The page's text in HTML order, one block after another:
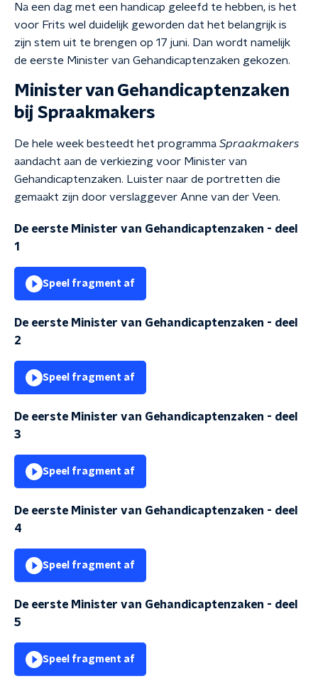
Na een dag met een handicap geleefd te hebben, is het
voor Frits wel duidelijk geworden dat het belangrijk is
zijn stem uit te brengen op 17 juni. Dan wordt namelijk
de eerste Minister van Gehandicaptenzaken gekozen.
Minister van Gehandicaptenzaken
bij Spraakmakers
De hele week besteedt het programma Spraakmakers
aandacht aan de verkiezing voor Minister van
Gehandicaptenzaken. Luister naar de portretten die
gemaakt zijn door verslaggever Anne van der Veen.
De eerste Minister van Gehandicaptenzaken - deel
1
Speel fragment af
De eerste Minister van Gehandicaptenzaken - deel
2
Speel fragment af
De eerste Minister van Gehandicaptenzaken - deel
3
Speel fragment af
De eerste Minister van Gehandicaptenzaken - deel
4
Speel fragment af
De eerste Minister van Gehandicaptenzaken - deel
5
Speel fragment af